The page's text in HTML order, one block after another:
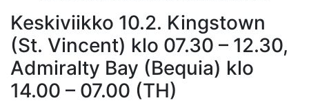
Keskiviikko 10.2. Kingstown
(St. Vincent) klo 07.30 – 12.30,
Admiralty Bay (Bequia) klo
14.00 – 07.00 (TH)